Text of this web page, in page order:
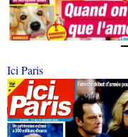
Ici Paris